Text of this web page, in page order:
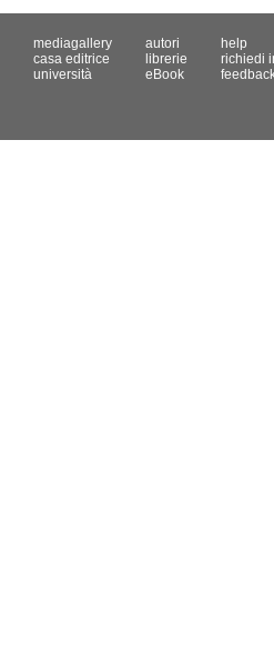
mediagallery
casa editrice
università
autori
librerie
eBook
help
richiedi